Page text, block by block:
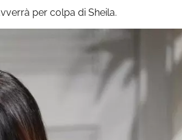
per colpa di Sheila.